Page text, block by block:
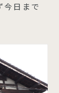
今日まで